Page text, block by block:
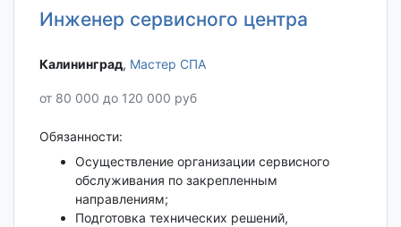
Инженер сервисного центра
Калининград‎, Мастер СПА
от 80 000 до 120 000 руб
Обязанности:
Осуществление организации сервисного
обслуживания по закрепленным
направлениям;
Подготовка технических решений,